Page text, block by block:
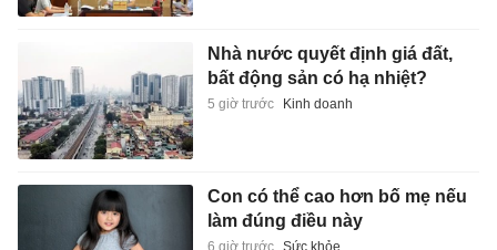
Nhà nước quyết định giá đất,
bất động sản có hạ nhiệt?
5 giờ trước Kinh doanh
Con có thể cao hơn bố mẹ nếu
làm đúng điều này
6 giờ trước Sức khỏe